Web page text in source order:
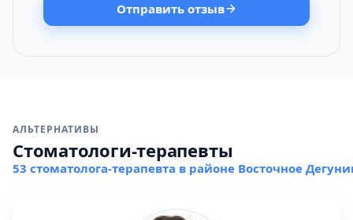
Отправить отзыв
АЛЬТЕРНАТИВЫ
Стоматологи-терапевты
53 стоматолога-терапевта в районе Восточное